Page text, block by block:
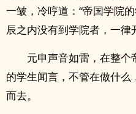
一皱，冷哼道：“帝国学院
辰之内没有到学院者，一律
元申声音如雷，在整
的学生闻言，不管在做什
而去。